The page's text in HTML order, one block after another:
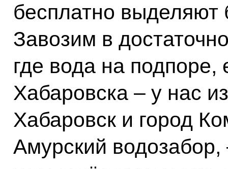
бесплатно выделяют
Завозим в
где вода на подпоре,
Хабаровска – у нас
Хабаровск и город
Амурский